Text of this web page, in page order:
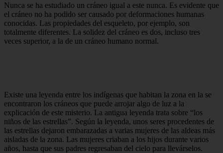
Nunca se ha estudiado un cráneo igual a este nunca. Es evidente que
el cráneo no ha podido ser causado por deformaciones humanas
conocidas. Las propiedades del esqueleto, por ejemplo, son
totalmente diferentes. La solidez del cráneo es dos, incluso tres
veces superior, a la de un cráneo humano normal.
Existe una leyenda entre los indígenas que habitan la zona en la se
encontraron los cráneos que puede arrojar algo de luz a la
explicación de este misterio. La antigua leyenda trata sobre “los
niños de las estrellas”. Según la leyenda, unos seres procedentes de
las estrellas dejaron embarazadas a varias mujeres de las aldeas más
aisladas de la zona. Las mujeres criaban a los hijos durante varios
años, hasta que sus padres regresaban del cielo para llevárselos.